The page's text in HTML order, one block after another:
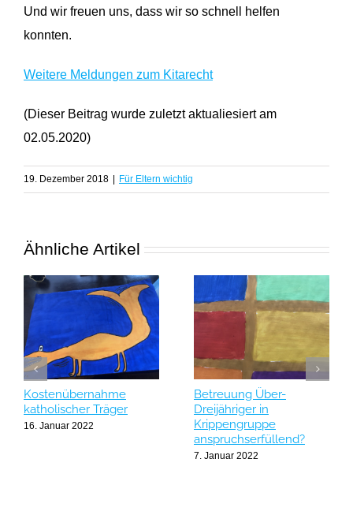
Und wir freuen uns, dass wir so schnell helfen
konnten.
Weitere Meldungen zum Kitarecht
(Dieser Beitrag wurde zuletzt aktualiesiert am
02.05.2020)
19. Dezember 2018 Für Eltern wichtig
Ähnliche Artikel
Kostenübernahme
katholischer Träger
16. Januar 2022
Betreuung Über-
Dreijähriger in
Krippengruppe
anspruchserfüllend?
7. Januar 2022